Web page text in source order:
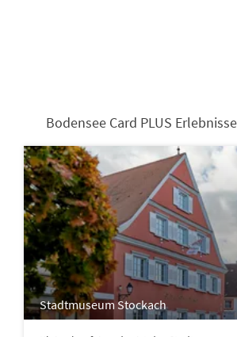
Bodensee Card PLUS
Stadtmuseum Stockach